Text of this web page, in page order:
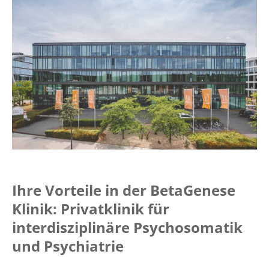
Ihre Vorteile in der BetaGenese
Klinik: Privatklinik für
interdisziplinäre Psychosomatik
und Psychiatrie